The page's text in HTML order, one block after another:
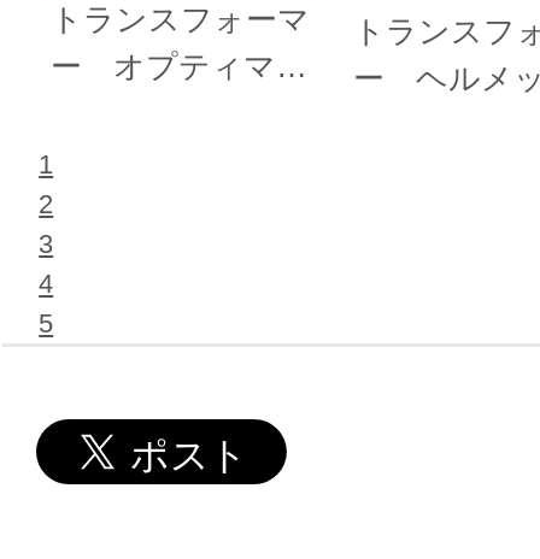
トランスフォーマ
ー オプティマス
トランスフ
ー ヘルメ
1
2
3
4
5